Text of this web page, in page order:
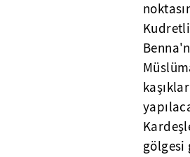
gölgesi